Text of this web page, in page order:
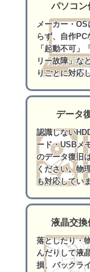
パソコン
メーカー・OS
らず、自作PC
「起動不可」
リー故障」な
りごとに対応
データ
認識しない
ード・USBメ
のデータ復旧
ください。物
も対応してい
液晶交換
落としたり・
んだりして液
損、バックラ